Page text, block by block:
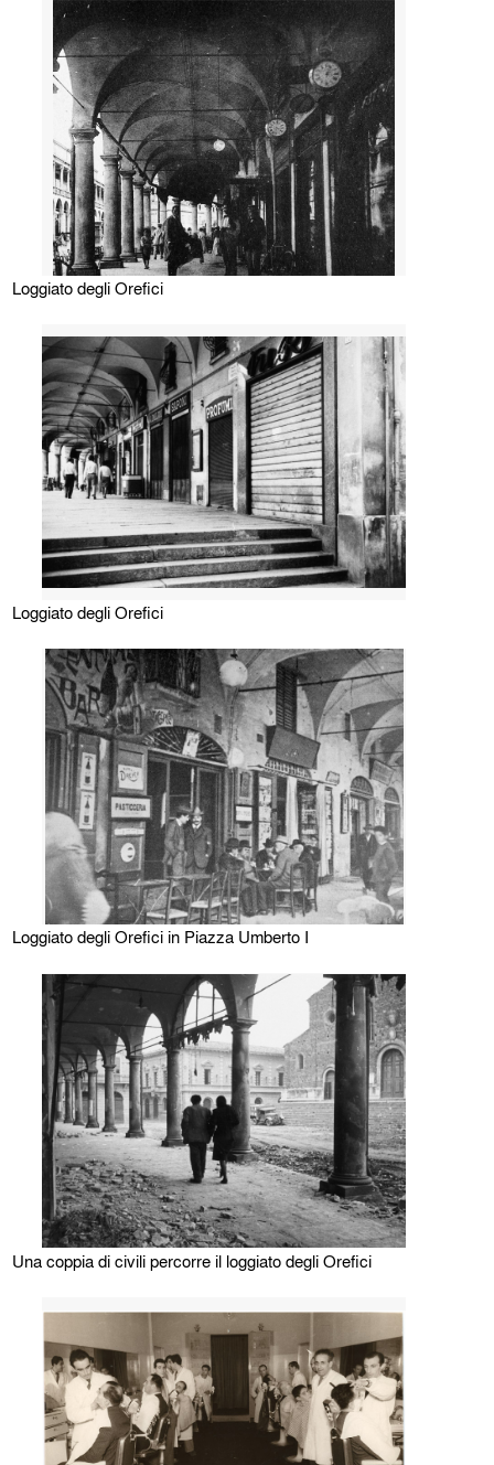
Loggiato degli Orefici
Loggiato degli Orefici
Loggiato degli Orefici in Piazza Umberto I
Una coppia di civili percorre il loggiato degli Orefici